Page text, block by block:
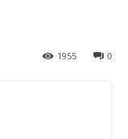
0
1955